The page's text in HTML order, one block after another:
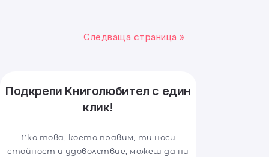
Следваща страница »
Подкрепи Книголюбител с един
клик!
Ако това, което правим, ти носи
стойност и удоволствие, можеш да ни